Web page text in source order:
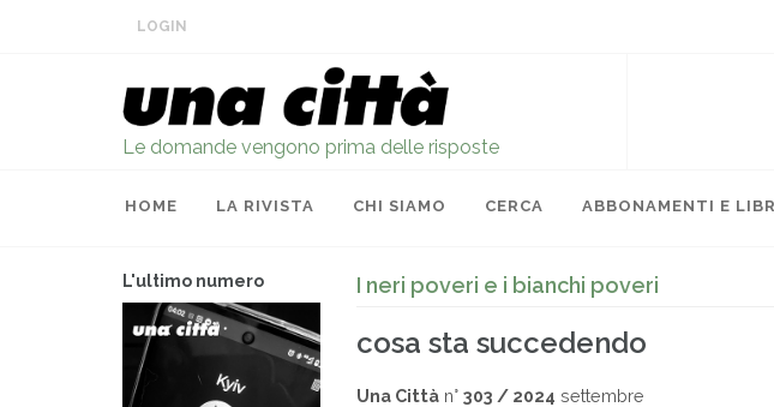
LOGIN
Le domande vengono prima delle risposte
HOME LA RIVISTA CHI SIAMO CERCA ABBONAMENTI E
L'ultimo numero I neri poveri e i bianchi poveri
cosa sta succedendo
Una Città n° 303 / 2024 settembre